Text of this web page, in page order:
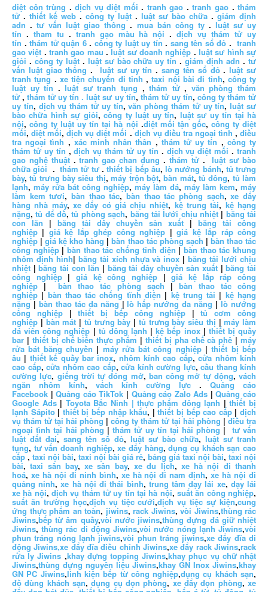
diệt côn trùng .dịch vụ diệt mối . tranh gao .tranh gao .thám
tử. thiết kế web . công ty luật . luật sư bào chữa .giám định
adn .tư vấn luật giao thông. mua bán công ty. luật sư uy
tín . tham tu .tranh gạo màu hà nội .dịch vụ thám tử uy
tín .thám tử quận 6. công ty luật uy tín . sang tên sổ đỏ .tranh
gao việt .tranh gao mau .luật sư doanh nghiệp .luật sư hình sự
giỏi . công ty luật. luật sư bào chữa uy tín .giám định adn .tư
vấn luật giao thông .luật sư uy tín .sang tên sổ đỏ.luật sư
tranh tụng . xe tiện chuyến đi tỉnh ,taxi nội bài đi tỉnh, công ty
luật uy tín .luật sư tranh tụng ,thám tử, văn phòng thám
tử,thám tử uy tín . luật sư uy tín, thám tử uy tín, công ty thám tử
uy tín, dịch vụ thám tử uy tín,văn phòng thám tử uy tín,luật sư
bào chữa hình sự giỏi,công ty luật uy tín, luật sư uy tín tại hà
nội,công ty luật uy tín tại hà nội .diệt mối tận gốc, công ty diệt
mối,diệt mối,dịch vụ diệt mối .dịch vụ điều tra ngoại tình ,điều
tra ngoại tình ,xác minh nhân thân ,thám tử uy tín , công ty
thám tử uy tín ,dịch vụ thám tử uy tín . dịch vụ diệt mối .tranh
gao nghệ thuật.tranh gao chan dung . thám tử.luật sư bào
chữa giỏi .thám tử tư.thiết bị bếp âu,lò nướng bánh, tủ trưng
bày,tủ trưng bày siêu thị,máy trộn bột,bàn mát,tủ đông, tủ làm
lạnh, máy rửa bát công nghiệp, máy làm đá, máy làm kem, máy
làm kem tươi,bàn thao tác,bàn thao tác phòng sạch,xe đẩy
hàng nhà máy, xe đẩy có giá chịu nhiệt, kệ trung tải, kệ hạng
nặng,tủ để đồ,tủ phòng sạch, băng tải lưới chịu nhiệt| băng tải
con lăn | băng tải dây chuyền sản xuất | băng tải công
nghiệp | giá kệ lắp ghép công nghiệp |giá kệ lắp ráp công
nghiệp |giá kệ kho hàng |bàn thao tác phòng sạch | bàn thao tác
công nghiệp|bàn thao tác chống tĩnh điện |bàn thao tác khung
nhôm định hình| băng tải xích nhựa và inox|băng tải lưới chịu
nhiệt |băng tải con lăn | băng tải dây chuyền sản xuất |băng tải
công nghiệp|giá kệ công nghiệp |giá kệ lắp ráp công
nghiệp |bàn thao tác phòng sạch| bàn thao tác công
nghiệp | bàn thao tác chống tĩnh điện | kệ trung tải | kệ hạng
nặng| bàn thao tác đa năng|lò hấp nướng đa năng |lò nướng
công nghiệp|thiết bị bếp công nghiệp|tủ cơm công
nghiệp |bàn mát | tủ trưng bày | tủ trưng bày siêu thị |máy làm
đá viên công nghiệp | tủ đông lạnh |kệ bếp inox| thiết bị quầy
bar | thiết bị chế biến thực phẩm | thiết bị pha chế cà phê| máy
rửa bát băng chuyền | máy rửa bát công nghiệp|thiết bị bếp
âu | thiết kế quầy bar inox, nhôm kính cao cấp,cửa nhôm kính
cao cấp, cửa nhôm cao cấp, cửa kính cường lực, cầu thang kính
cường lực, giếng trời tự đóng mở, ban công mở tự động, vách
ngăn nhôm kính, vách kính cường lực .Quảng cáo
Facebook |Quảng cáo TikTok | Quảng cáo Zalo Ads |Quảng cáo
Google Ads| Toyota Bắc Ninh | thực phẩm đông lạnh |thiết bị
lạnh Sápito |thiết bị bếp nhập khẩu, |thiết bị bếp cao cấp|dịch
vụ thám tử tại hải phòng | công ty thám tử tại hải phòng |điều tra
ngoại tình tại hải phòng |thám tử uy tín tại hải phòng | tư vấn
luật đất đai, sang tên sổ đỏ, luật sư bào chữa, luật sư tranh
tụng, tư vấn doanh nghiệp,xe đẩy hàng,dụng cụ khách sạn cao
cấp, taxi nội bài, taxi nội bài giá rẻ, bảng giá taxi nội bài, taxi nội
bài,taxi sân bay,xe sân bay,xe du lịch, xe hà nội đi thanh
hoá, xe hà nội đi ninh bình, xe hà nội đi nam định,xe hà nội đi
quảng ninh,xe hà nội đi thái bình, trung tâm dạy lái xe, dạy lái
xe hà nội,dịch vụ thám tử uy tín tại hà nội,suất ăn công nghiệp,
suất ăn trường học,dịch vụ tiệc cưới,dịch vụ tiệc sự kiện,cung
ứng thực phẩm an toàn, jiwins, rack Jiwins, vòi Jiwins,thùng rác
Jiwins,bếp từ âm quầy,vòi nước jiwins,thùng đựng đá giữ nhiệt
Jiwins,thùng rác di động Jiwins,vòi nước nóng lạnh Jiwins,vòi
phun tráng nóng lạnh jiwins,vòi phun tráng jiwins,xe đẩy đĩa di
động Jiwins,xe đẩy đĩa điều chỉnh Jiwins,xe đẩy rack Jiwins,rack
rửa ly Jiwins ,khay đựng topping Jiwins,khay phục vụ chữ nhật
Jiwins,thùng đựng nguyên liệu Jiwins,khay GN Inox Jiwins,khay
GN PC Jiwins,linh kiện bếp từ công nghiệp,dụng cụ khách sạn,
đồ dùng khách sạn,dụng cụ dọn phòng,xe đẩy dọn phòng,xe